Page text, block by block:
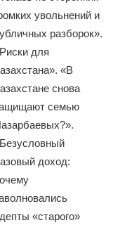
увольнений и
разборок».
для
«В
снова
семью
доход:
«старого»